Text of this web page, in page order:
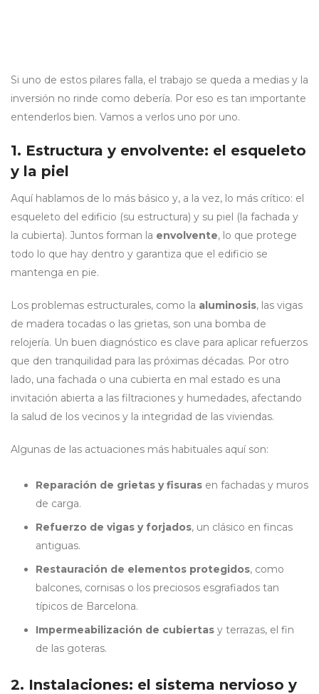
Si uno de estos pilares falla, el trabajo se queda a medias y la
inversión no rinde como debería. Por eso es tan importante
entenderlos bien. Vamos a verlos uno por uno.
1. Estructura y envolvente: el esqueleto
y la piel
Aquí hablamos de lo más básico y, a la vez, lo más crítico: el
esqueleto del edificio (su estructura) y su piel (la fachada y
la cubierta). Juntos forman la envolvente, lo que protege
todo lo que hay dentro y garantiza que el edificio se
mantenga en pie.
Los problemas estructurales, como la aluminosis, las vigas
de madera tocadas o las grietas, son una bomba de
relojería. Un buen diagnóstico es clave para aplicar refuerzos
que den tranquilidad para las próximas décadas. Por otro
lado, una fachada o una cubierta en mal estado es una
invitación abierta a las filtraciones y humedades, afectando
la salud de los vecinos y la integridad de las viviendas.
Algunas de las actuaciones más habituales aquí son:
Reparación de grietas y fisuras en fachadas y muros
de carga.
Refuerzo de vigas y forjados, un clásico en fincas
antiguas.
Restauración de elementos protegidos, como
balcones, cornisas o los preciosos esgrafiados tan
típicos de Barcelona.
Impermeabilización de cubiertas y terrazas, el fin
de las goteras.
2. Instalaciones: el sistema nervioso y